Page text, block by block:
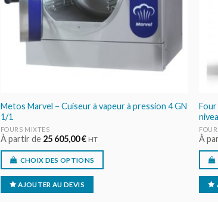
Metos Marvel – Cuiseur à vapeur à pression 4 GN
1/1
FOURS MIXTES
À partir de 25 605,00€ HT
CHOIX DES OPTIONS
AJOUTER AU DEVIS
À